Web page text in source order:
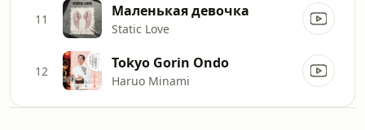
11 Маленькая девочка
Static Love
12 Tokyo Gorin Ondo
Haruo Minami